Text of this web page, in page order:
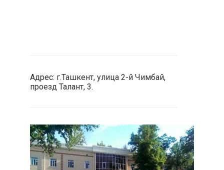
Адрес: г.Ташкент, улица 2-й Чимбай,
проезд Талант, 3.